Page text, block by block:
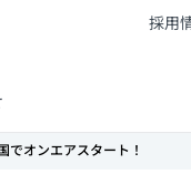
採用
オンエアスタート！